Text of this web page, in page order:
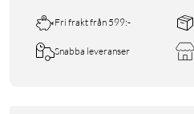
Fri frakt från 599:-
Snabba leveranser